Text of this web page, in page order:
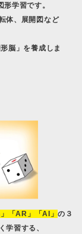
学習です。
体、展開図など
脳」を養成しま
「AR」「AI」の３
学習する、